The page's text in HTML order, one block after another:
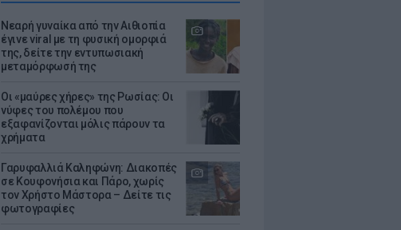
Νεαρή γυναίκα από την Αιθιοπία
έγινε viral με τη φυσική ομορφιά
της, δείτε την εντυπωσιακή
μεταμόρφωσή της
Οι «μαύρες χήρες» της Ρωσίας: Οι
νύφες του πολέμου που
εξαφανίζονται μόλις πάρουν τα
χρήματα
Γαρυφαλλιά Καληφώνη: Διακοπές
σε Κουφονήσια και Πάρο, χωρίς
τον Χρήστο Μάστορα – Δείτε τις
φωτογραφίες